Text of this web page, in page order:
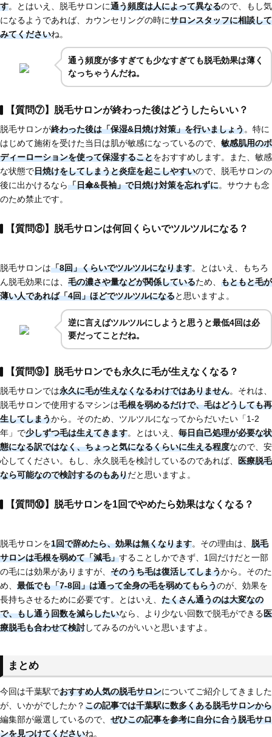
す。とはいえ、脱毛サロンに通う頻度は人によって異なるので、もし気
になるようであれば、カウンセリングの時にサロンスタッフに相談して
みてくださいね。
通う頻度が多すぎても少なすぎても脱毛効果は薄く
なっちゃうんだね。
【質問⑦】脱毛サロンが終わった後はどうしたらいい？
脱毛サロンが終わった後は「保湿&日焼け対策」を行いましょう。特に
はじめて施術を受けた当日は肌が敏感になっているので、 敏感肌用のボ
ディーローションを使って保湿することをおすすめします。また、敏感
な状態で日焼けをしてしまうと炎症を起こしやすいので、脱毛サロンの
後に出かけるなら「日傘&長袖」で日焼け対策を忘れずに。サウナも念
のため禁止です。
【質問⑧】脱毛サロンは何回くらいでツルツルになる？
脱毛サロンは「8回」くらいでツルツルになります。とはいえ、もちろ
ん脱毛効果には、 毛の濃さや量などが関係しているため、 もともと毛が
薄い人であれば「4回」ほどでツルツルになると思いますよ。
逆に言えばツルツルにしようと思うと最低4回は必
要だってことだね。
【質問⑨】脱毛サロンでも永久に毛が生えなくなる？
脱毛サロンでは永久に毛が生えなくなるわけではありません。それは、
脱毛サロンで使用するマシンは毛根を弱めるだけで、毛はどうしても再
生してしまうから。そのため、ツルツルになってからだいたい「1-2
年」で少しずつ毛は生えてきます。とはいえ、 毎日自己処理が必要な状
態になる訳ではなく、ちょっと気になるくらいに生える程度なので、安
心してください。もし、永久脱毛を検討しているのであれば、 医療脱毛
なら可能なので検討するのもありだと思いますよ。
【質問⑩】脱毛サロンを1回でやめたら効果はなくなる？
脱毛サロンを1回で辞めたら、効果は無くなります。その理由は、 脱毛
サロンは毛根を弱めて「減毛」することしかできず、1回だけだと一部
の毛には効果がありますが、 そのうち毛は復活してしまうから。そのた
め、 最低でも「7-8回」は通って全身の毛を弱めてもらうのが、効果を
長持ちさせるために必要です。とはいえ、 たくさん通うのは大変なの
で、もし通う回数を減らしたいなら、より少ない回数で脱毛ができる医
療脱毛も合わせて検討してみるのがいいと思いますよ。
まとめ
今回は千葉駅でおすすめ人気の脱毛サロンについてご紹介してきました
が、いかがでしたか？この記事では千葉駅に数多くある脱毛サロンから
編集部が厳選しているので、 ぜひこの記事を参考に自分に合う脱毛サロ
ンを見つけてくださいね。